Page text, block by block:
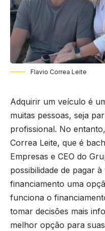
Flavio Correa Leite
Adquirir um veículo é
muitas pessoas, seja
profissional. No
Correa Leite, que é
Empresas e CEO do
possibilidade de pagar
financiamento uma
funciona o
tomar decisões mais
melhor opção para